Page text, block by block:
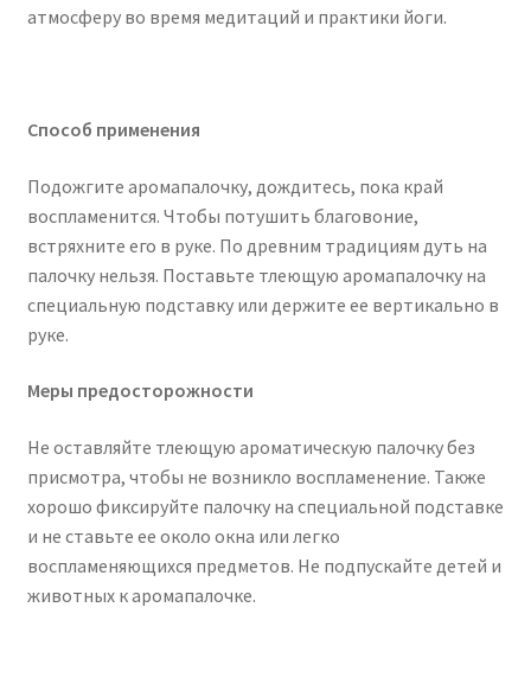
атмосферу во время медитаций и практики йоги.
Способ применения
Подожгите аромапалочку, дождитесь, пока край
воспламенится. Чтобы потушить благовоние,
встряхните его в руке. По древним традициям дуть на
палочку нельзя. Поставьте тлеющую аромапалочку на
специальную подставку или держите ее вертикально в
руке.
Меры предосторожности
Не оставляйте тлеющую ароматическую палочку без
присмотра, чтобы не возникло воспламенение. Также
хорошо фиксируйте палочку на специальной подставке
и не ставьте ее около окна или легко
воспламеняющихся предметов. Не подпускайте детей и
животных к аромапалочке.